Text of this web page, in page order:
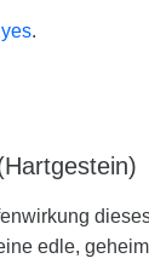
.
edle,